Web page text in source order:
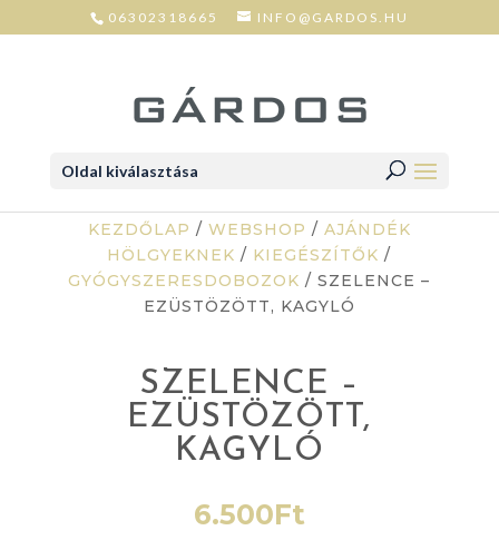
06302318665 INFO@GARDOS.HU
Oldal kiválasztása
KEZDŐLAP / WEBSHOP / AJÁNDÉK
HÖLGYEKNEK / KIEGÉSZÍTŐK /
GYÓGYSZERESDOBOZOK / SZELENCE –
EZÜSTÖZÖTT, KAGYLÓ
SZELENCE –
EZÜSTÖZÖTT,
KAGYLÓ
6.500Ft